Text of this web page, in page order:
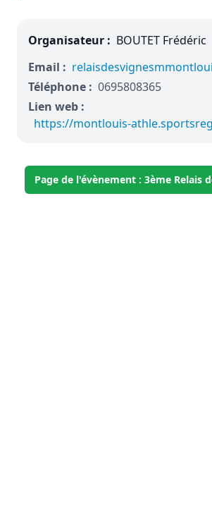
Organisateur : BOUTET Frédéric
Email :
Téléphone : 0695808365
Lien web :
https://montlouis-
Page de l'évènement : 3ème Relais